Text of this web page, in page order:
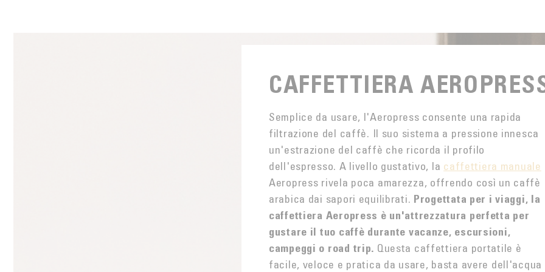
CAFFETTIERA
Semplice da usare, l'Aeropress consente una rapida
filtrazione del caffè. Il suo sistema a pressione innesca
un'estrazione del caffè che ricorda il profilo
dell'espresso. A livello gustativo, la caffettiera manuale
Aeropress rivela poca amarezza, offrendo così un caffè
arabica dai sapori equilibrati. Progettata per i viaggi, la
caffettiera Aeropress è un'attrezzatura perfetta per
gustare il tuo caffè durante vacanze, escursioni,
campeggi o road trip. Questa caffettiera portatile è
facile, veloce e pratica da usare, basta avere dell'acqua